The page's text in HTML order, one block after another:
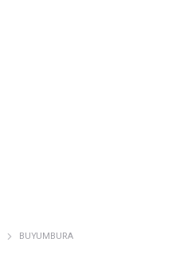
Estás aquí:
BUYUMBURA